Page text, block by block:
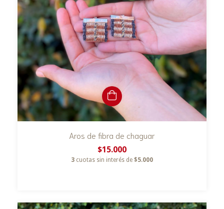
Aros de fibra de chaguar
$15.000
3 cuotas sin interés de $5.000